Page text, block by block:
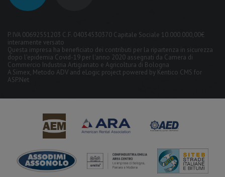
P. IVA 00692551203 C.F. 04034530370 Capitale Sociale 10.000.000,00€
interamente versato
Questa impresa ha beneficiato dei contributi per la ripartenza in sicurezza
dopo l'epidemia Covid-19 per l'anno 2020 assegnati da Camera di
Commercio Industria Artigianato e Agricoltura di Bologna
A Simex, Metodo ADV and eLogic project powered by Kentico CMS for
ASP.Net